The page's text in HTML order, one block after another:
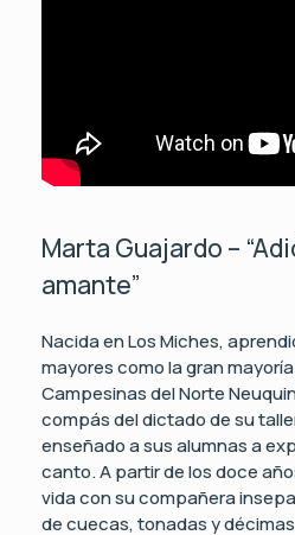
Marta Guajardo –
amante”
Nacida en Los Miches,
mayores como la gran
Campesinas del Norte
compás del dictado de su
enseñado a sus alumnas a
canto. A partir de los doce
vida con su compañera
de cuecas, tonadas y